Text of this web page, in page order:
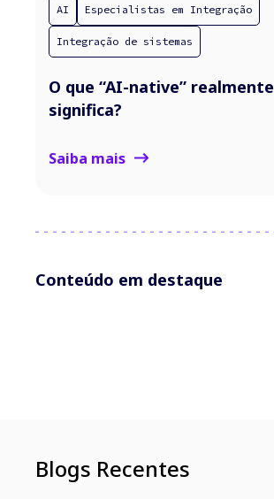
AI Especialistas em Integração
Integração de sistemas
O que “AI-native” realmente
significa?
Saiba mais
Conteúdo em destaque
Blogs Recentes